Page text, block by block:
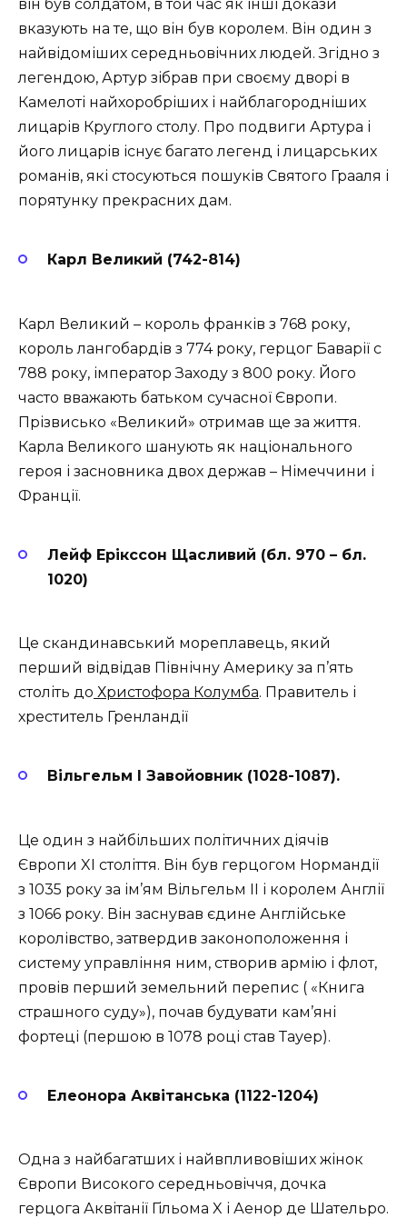
він був солдатом, в той час як інші докази
вказують на те, що він був королем. Він один з
найвідоміших середньовічних людей. Згідно з
легендою, Артур зібрав при своєму дворі в
Камелоті найхоробріших і найблагородніших
лицарів Круглого столу. Про подвиги Артура і
його лицарів існує багато легенд і лицарських
романів, які стосуються пошуків Святого Грааля і
порятунку прекрасних дам.
Карл Великий (742-814)
Карл Великий – король франків з 768 року,
король лангобардів з 774 року, герцог Баварії c
788 року, імператор Заходу з 800 року. Його
часто вважають батьком сучасної Європи.
Прізвисько «Великий» отримав ще за життя.
Карла Великого шанують як національного
героя і засновника двох держав – Німеччини і
Франції.
Лейф Ерікссон Щасливий (бл. 970 – бл.
1020)
Це скандинавський мореплавець, який
перший відвідав Північну Америку за п’ять
століть до Христофора Колумба. Правитель і
хреститель Гренландії
Вільгельм I Завойовник (1028-1087).
Це один з найбільших політичних діячів
Європи XI століття. Він був герцогом Нормандії
з 1035 року за ім’ям Вільгельм II і королем Англії
з 1066 року. Він заснував єдине Англійське
королівство, затвердив законоположення і
систему управління ним, створив армію і флот,
провів перший земельний перепис ( «Книга
страшного суду»), почав будувати кам’яні
фортеці (першою в 1078 році став Тауер).
Елеонора Аквітанська (1122-1204)
Одна з найбагатших і найвпливовіших жінок
Європи Високого середньовіччя, дочка
герцога Аквітанії Гільома X і Аенор де Шательро.